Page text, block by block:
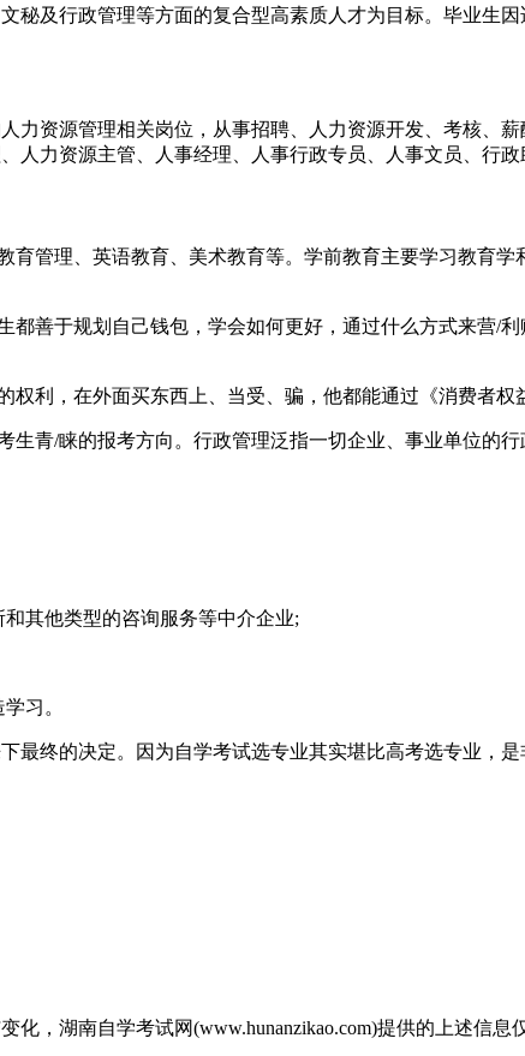
秘及行政管理等方面的复合型高素质人才为目标。毕业生
力资源管理相关岗位，从事招聘、人力资源开发、考核、
人力资源主管、人事经理、人事行政专员、人事文员、行政
育管理、英语教育、美术教育等。学前教育主要学习教育
都善于规划自己钱包，学会如何更好，通过什么方式来营/
利，在外面买东西上、当受、骗，他都能通过《消费者权
青/睐的报考方向。行政管理泛指一切企业、事业单位的
其他类型的咨询服务等中介企业;
习。
最终的决定。因为自学考试选专业其实堪比高考选专业，
，湖南自学考试网(www.hunanzikao.com)提供的上述信